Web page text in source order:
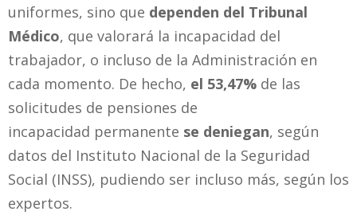
uniformes, sino que dependen del Tribunal
Médico, que valorará la incapacidad del
trabajador, o incluso de la Administración en
cada momento. De hecho, el 53,47% de las
solicitudes de pensiones de
incapacidad permanente se deniegan, según
datos del Instituto Nacional de la Seguridad
Social (INSS), pudiendo ser incluso más, según los
expertos.